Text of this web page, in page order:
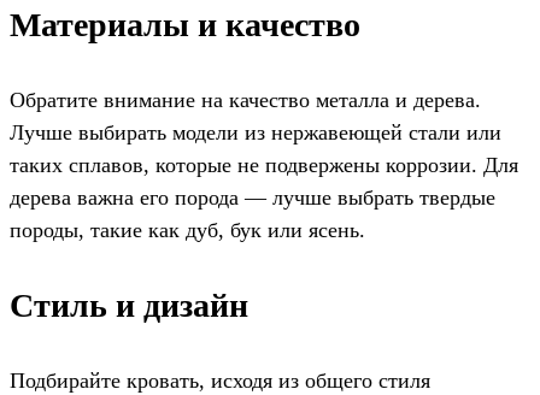
Материалы и качество
Обратите внимание на качество металла и дерева.
Лучше выбирать модели из нержавеющей стали или
таких сплавов, которые не подвержены коррозии. Для
дерева важна его порода — лучше выбрать твердые
породы, такие как дуб, бук или ясень.
Стиль и дизайн
Подбирайте кровать, исходя из общего стиля